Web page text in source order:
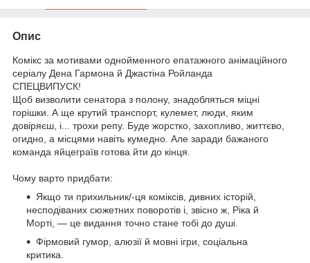
Опис
Комікс за мотивами однойменного епатажного анімаційного
серіалу Дена Гармона й Джастіна Ройланда
СПЕЦВИПУСК!
Щоб визволити сенатора з полону, знадобляться міцні
горішки. А ще крутий транспорт, кулемет, люди, яким
довіряєш, і... трохи репу. Буде жорстко, захопливо, життєво,
огидно, а місцями навіть кумедно. Але заради бажаного
команда яйцеграїв готова йти до кінця.
Чому варто придбати:
Якщо ти прихильник/-ця коміксів, дивних історій,
несподіваних сюжетних поворотів і, звісно ж, Ріка й
Морті, — це видання точно стане тобі до душі.
Фірмовий гумор, алюзії й мовні ігри, соціальна
критика.